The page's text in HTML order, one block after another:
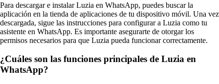
Para descargar e instalar Luzia en WhatsApp, puedes buscar la
aplicación en la tienda de aplicaciones de tu dispositivo móvil. Una vez
descargada, sigue las instrucciones para configurar a Luzia como tu
asistente en WhatsApp. Es importante asegurarte de otorgar los
permisos necesarios para que Luzia pueda funcionar correctamente.
¿Cuáles son las funciones principales de Luzia en
WhatsApp?